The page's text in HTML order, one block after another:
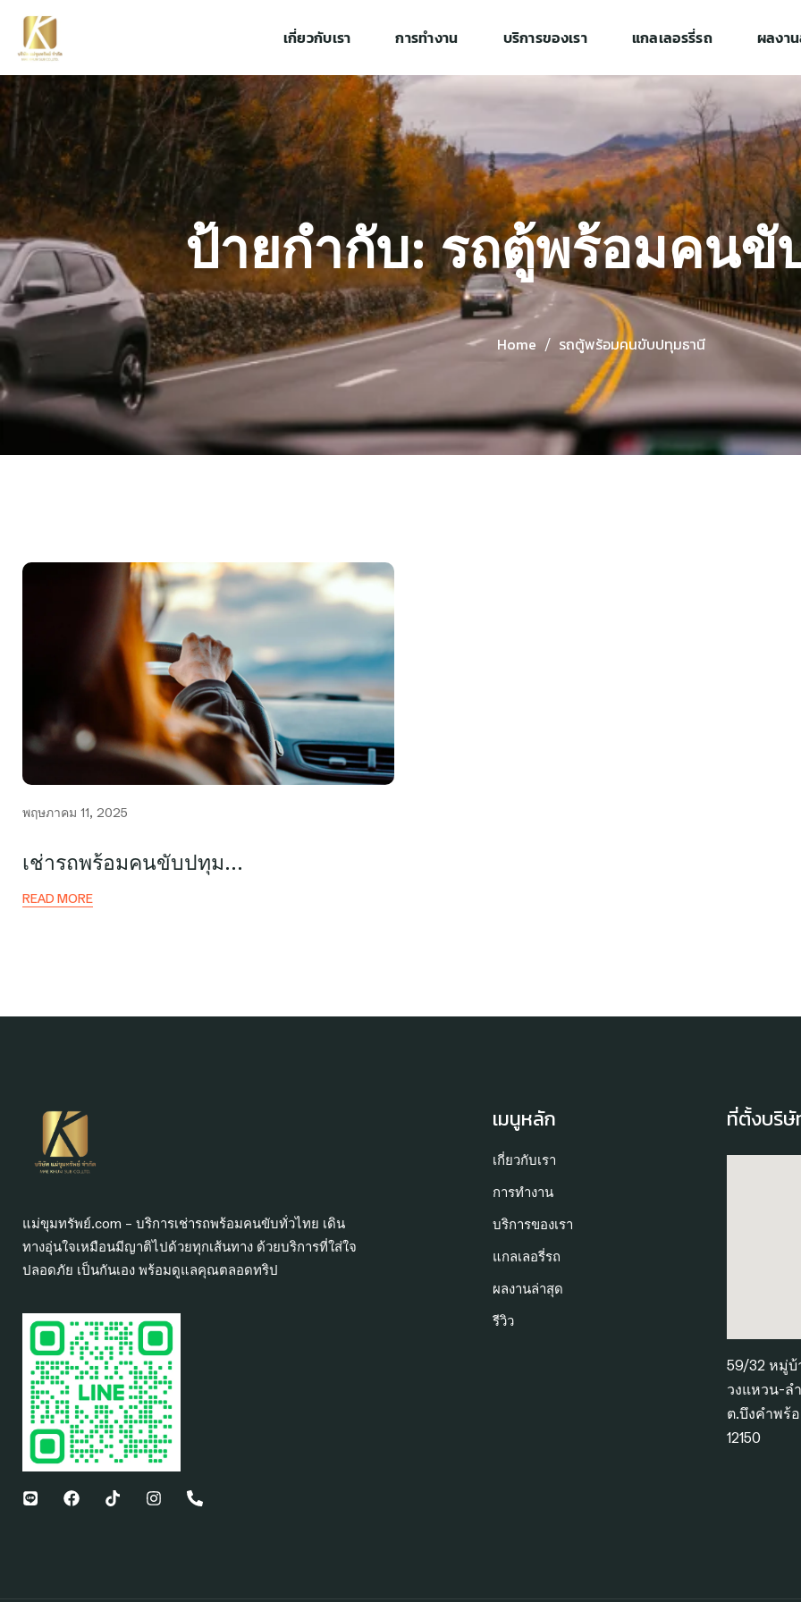
เกี่ยวกับเรา การทำงาน บริการของเรา แกลเลอรรี่รถ ผลงา
ป้ายกำกับ: รถตู้พร้อมคน
Home / รถตู้พร้อมคนขับปทุมธานี
พฤษภาคม 11, 2025
เช่ารถพร้อมคนขับปทุม…
READ MORE
แม่ขุมทรัพย์.com – บริการเช่ารถพร้อมคนขับทั่วไทย เดิน
ทางอุ่นใจเหมือนมีญาติไปด้วยทุกเส้นทาง ด้วยบริการที่ใส่ใจ
ปลอดภัย เป็นกันเอง พร้อมดูแลคุณตลอดทริป
เมนูหลัก
เกี่ยวกับเรา
การทำงาน
บริการของเรา
แกลเลอรี่รถ
ผลงานล่าสุด
รีวิว
ที่ตั้งบริ
59/32 หมู่บ้
วงแหวน-ล
ต.บึงคำพร้
12150